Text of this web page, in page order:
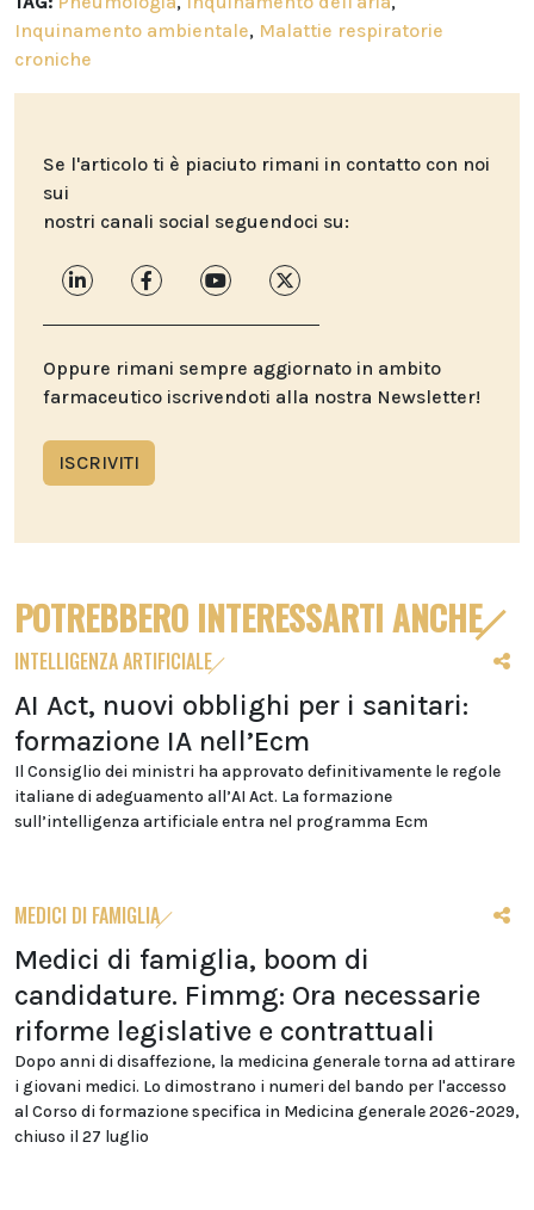
Inquinamento ambientale, Malattie respiratorie
croniche
Se l'articolo ti è piaciuto rimani in contatto con noi
sui
nostri canali social seguendoci su:
Oppure rimani sempre aggiornato in ambito
farmaceutico iscrivendoti alla nostra Newsletter!
ISCRIVITI
POTREBBERO INTERESSARTI ANCHE
INTELLIGENZA ARTIFICIALE
AI Act, nuovi obblighi per i sanitari:
formazione IA nell’Ecm
Il Consiglio dei ministri ha approvato definitivamente le regole
italiane di adeguamento all’AI Act. La formazione
sull’intelligenza artificiale entra nel programma Ecm
MEDICI DI FAMIGLIA
Medici di famiglia, boom di
candidature. Fimmg: Ora necessarie
riforme legislative e contrattuali
Dopo anni di disaffezione, la medicina generale torna ad attirare
i giovani medici. Lo dimostrano i numeri del bando per l'accesso
al Corso di formazione specifica in Medicina generale 2026-2029,
chiuso il 27 luglio